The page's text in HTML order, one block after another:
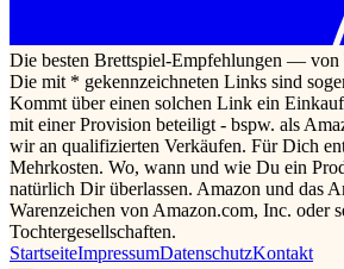
Die besten Brettspiel-Empfehlungen — von
Die mit * gekennzeichneten Links sind
Kommt über einen solchen Link ein
mit einer Provision beteiligt - bspw. als
wir an qualifizierten Verkäufen. Für Dich
Mehrkosten. Wo, wann und wie Du ein
natürlich Dir überlassen. Amazon und das
Warenzeichen von Amazon.com, Inc. oder
Tochtergesellschaften.
StartseiteImpressumDatenschutzKontakt